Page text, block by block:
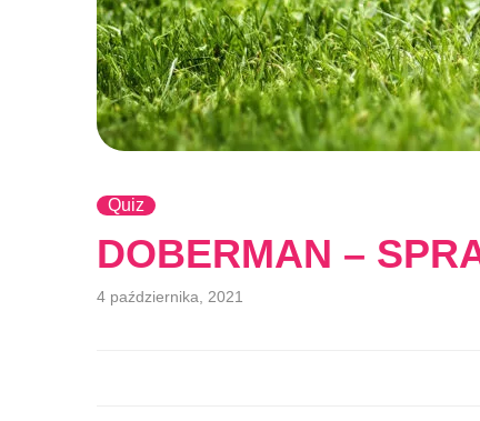
Quiz
DOBERMAN –
4 października, 2021